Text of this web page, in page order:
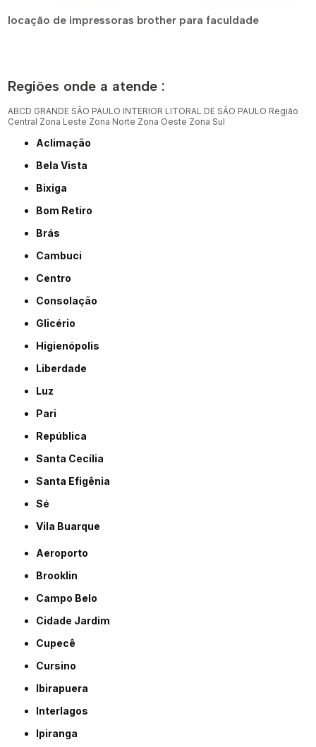
locação de impressoras brother para faculdade
Regiões onde a atende :
ABCD GRANDE SÃO PAULO INTERIOR LITORAL DE SÃO PAULO Região
Central Zona Leste Zona Norte Zona Oeste Zona Sul
Aclimação
Bela Vista
Bixiga
Bom Retiro
Brás
Cambuci
Centro
Consolação
Glicério
Higienópolis
Liberdade
Luz
Pari
República
Santa Cecília
Santa Efigênia
Sé
Vila Buarque
Aeroporto
Brooklin
Campo Belo
Cidade Jardim
Cupecê
Cursino
Ibirapuera
Interlagos
Ipiranga